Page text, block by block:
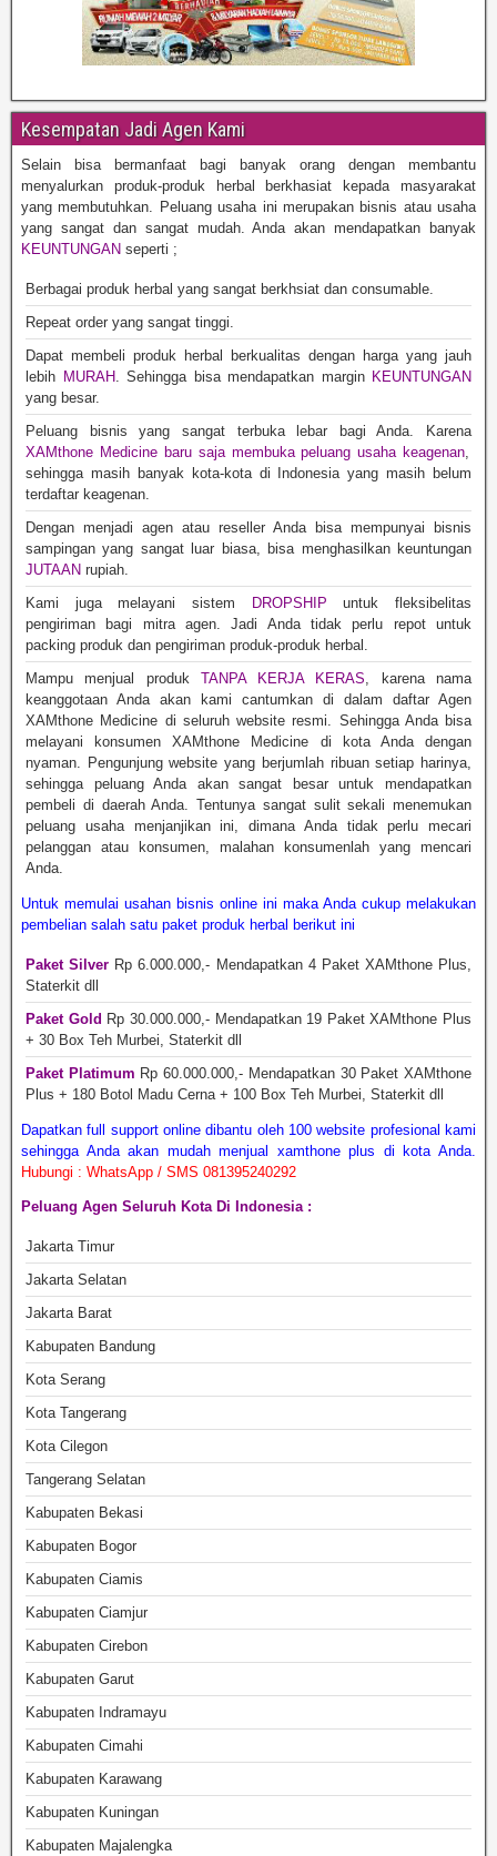
Kesempatan Jadi Agen Kami
Selain bisa bermanfaat bagi banyak orang dengan membantu
menyalurkan produk-produk herbal berkhasiat kepada masyarakat
yang membutuhkan. Peluang usaha ini merupakan bisnis atau usaha
yang sangat dan sangat mudah. Anda akan mendapatkan banyak
KEUNTUNGAN seperti ;
Berbagai produk herbal yang sangat berkhsiat dan consumable.
Repeat order yang sangat tinggi.
Dapat membeli produk herbal berkualitas dengan harga yang jauh
lebih MURAH. Sehingga bisa mendapatkan margin KEUNTUNGAN
yang besar.
Peluang bisnis yang sangat terbuka lebar bagi Anda. Karena
XAMthone Medicine baru saja membuka peluang usaha keagenan,
sehingga masih banyak kota-kota di Indonesia yang masih belum
terdaftar keagenan.
Dengan menjadi agen atau reseller Anda bisa mempunyai bisnis
sampingan yang sangat luar biasa, bisa menghasilkan keuntungan
JUTAAN rupiah.
Kami juga melayani sistem
DROPSHIP untuk fleksibelitas
pengiriman bagi mitra agen. Jadi Anda tidak perlu repot untuk
packing produk dan pengiriman produk-produk herbal.
Mampu menjual produk TANPA KERJA KERAS, karena nama
keanggotaan Anda akan kami cantumkan di dalam daftar Agen
XAMthone Medicine di seluruh website resmi. Sehingga Anda bisa
melayani konsumen XAMthone Medicine di kota Anda dengan
nyaman. Pengunjung website yang berjumlah ribuan setiap harinya,
sehingga peluang Anda akan sangat besar untuk mendapatkan
pembeli di daerah Anda. Tentunya sangat sulit sekali menemukan
peluang usaha menjanjikan ini, dimana Anda tidak perlu mecari
pelanggan atau konsumen, malahan konsumenlah yang mencari
Anda.
Untuk memulai usahan bisnis online ini maka Anda cukup melakukan
pembelian salah satu paket produk herbal berikut ini
Paket Silver Rp 6.000.000,- Mendapatkan 4 Paket XAMthone Plus,
Staterkit dll
Paket Gold Rp 30.000.000,- Mendapatkan 19 Paket XAMthone Plus
+ 30 Box Teh Murbei, Staterkit dll
Paket Platimum Rp 60.000.000,- Mendapatkan 30 Paket XAMthone
Plus + 180 Botol Madu Cerna + 100 Box Teh Murbei, Staterkit dll
Dapatkan full support online dibantu oleh 100 website profesional kami
sehingga Anda akan mudah menjual xamthone plus di kota Anda.
Hubungi : WhatsApp / SMS 081395240292
Peluang Agen Seluruh Kota Di Indonesia :
Jakarta Timur
Jakarta Selatan
Jakarta Barat
Kabupaten Bandung
Kota Serang
Kota Tangerang
Kota Cilegon
Tangerang Selatan
Kabupaten Bekasi
Kabupaten Bogor
Kabupaten Ciamis
Kabupaten Ciamjur
Kabupaten Cirebon
Kabupaten Garut
Kabupaten Indramayu
Kabupaten Cimahi
Kabupaten Karawang
Kabupaten Kuningan
Kabupaten Majalengka